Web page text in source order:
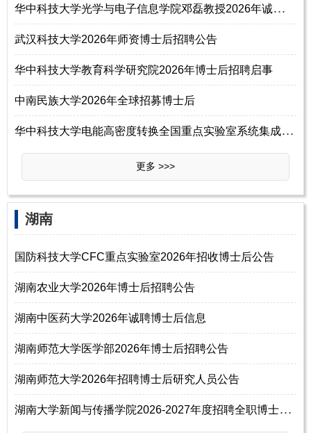
华
中科技大学光学与电子信息学院邓磊教授2026年诚聘博士后
武汉科技大学2026年师资博士后招聘公告
华中科技大学教育科学研究院2026年博士后招聘启事
中南民族大学2026年全球招募博士后
华
中科技大学电能高密度转换全国重点实验室系统集成与多场计算团队2026年博
更多 >>>
‌‌湖南
国防科技大学CFC重点实验室2026年招收博士后公告
湖南农业大学2026年博士后招聘公告
湖南中医药大学2026年诚聘博士后信息
湖南师范大学医学部2026年博士后招聘公告
湖南师范大学2026年招聘博士后研究人员公告
湖
南大学新闻与传播学院2026-2027年度招聘全职博士后研究人员公告